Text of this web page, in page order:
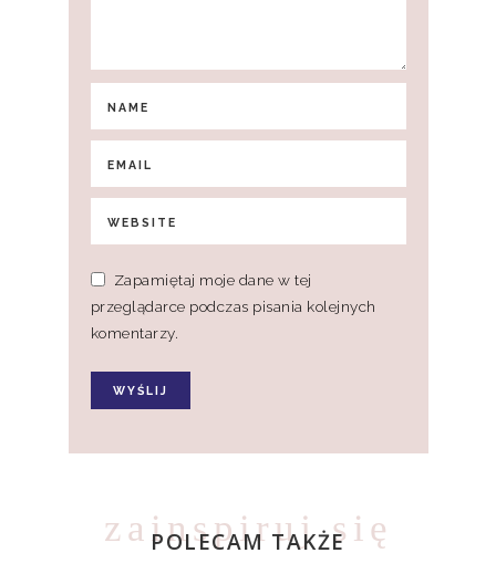
Zapamiętaj moje dane w tej
przeglądarce podczas pisania kolejnych
komentarzy.
zainspiruj się
POLECAM TAKŻE